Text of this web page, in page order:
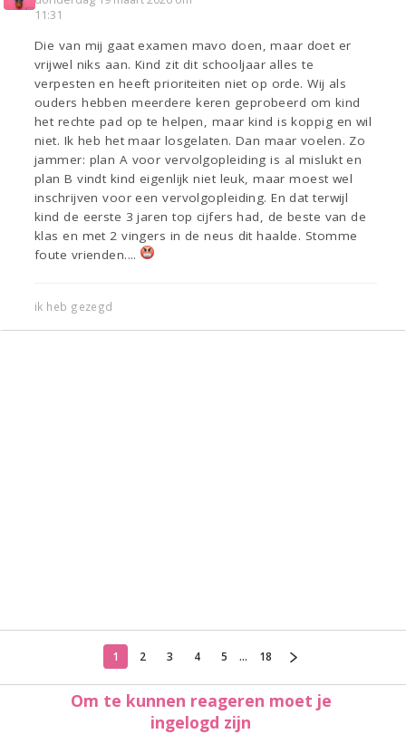
11:31
Die van mij gaat examen mavo doen, maar doet er
vrijwel niks aan. Kind zit dit schooljaar alles te
verpesten en heeft prioriteiten niet op orde. Wij als
ouders hebben meerdere keren geprobeerd om kind
het rechte pad op te helpen, maar kind is koppig en wil
niet. Ik heb het maar losgelaten. Dan maar voelen. Zo
jammer: plan A voor vervolgopleiding is al mislukt en
plan B vindt kind eigenlijk niet leuk, maar moest wel
inschrijven voor een vervolgopleiding. En dat terwijl
kind de eerste 3 jaren top cijfers had, de beste van de
klas en met 2 vingers in de neus dit haalde. Stomme
foute vrienden....
ik heb gezegd
1 2 3 4 5 ... 18
Om te kunnen reageren moet je
ingelogd zijn